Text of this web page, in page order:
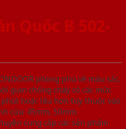
Quốc B 502-
phong phú về màu sắc,
gian chống cháy có các mức
hoặc lâu hơn tùy thuộc vào
cửa: 45mm, 50mm.
cung cấp các sản phẩm